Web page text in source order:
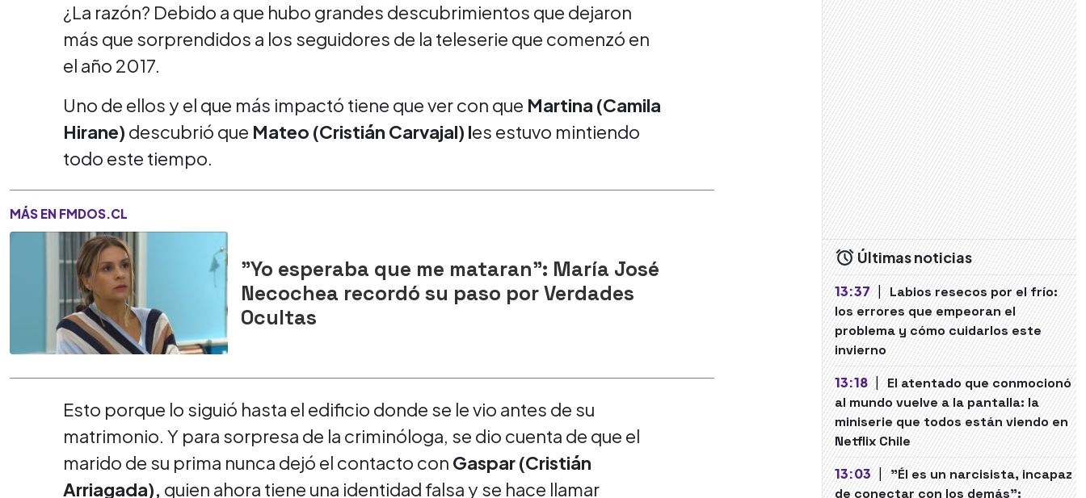
¿La razón? Debido a que hubo grandes descubrimientos que dejaron
más que sorprendidos a los seguidores de la teleserie que comenzó en
el año 2017.
Uno de ellos y el que más impactó tiene que ver con que Martina (Camila
Hirane) descubrió que Mateo (Cristián Carvajal) les estuvo mintiendo
todo este tiempo.
MÁS EN FMDOS.CL
"Yo esperaba que me mataran": María José
Necochea recordó su paso por Verdades
Ocultas
Esto porque lo siguió hasta el edificio donde se le vio antes de su
matrimonio. Y para sorpresa de la criminóloga, se dio cuenta de que el
marido de su prima nunca dejó el contacto con Gaspar (Cristián
Arriagada), quien ahora tiene una identidad falsa y se hace llamar
Últimas noticias
13:37 | Labios resecos por el frío:
los errores que empeoran el
problema y cómo cuidarlos este
invierno
13:18 | El atentado que conmocionó
al mundo vuelve a la pantalla: la
miniserie que todos están viendo en
Netflix Chile
13:03 | "Él es un narcisista, incapaz
de conectar con los demás":